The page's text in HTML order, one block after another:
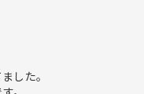
した。